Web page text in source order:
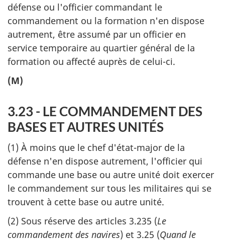
défense ou l'officier commandant le
commandement ou la formation n'en dispose
autrement, être assumé par un officier en
service temporaire au quartier général de la
formation ou affecté auprès de celui-ci.
(M)
3.23 - LE COMMANDEMENT DES
BASES ET AUTRES UNITÉS
(1) À moins que le chef d'état-major de la
défense n'en dispose autrement, l'officier qui
commande une base ou autre unité doit exercer
le commandement sur tous les militaires qui se
trouvent à cette base ou autre unité.
(2) Sous réserve des articles 3.235 (Le
commandement des navires) et 3.25 (Quand le